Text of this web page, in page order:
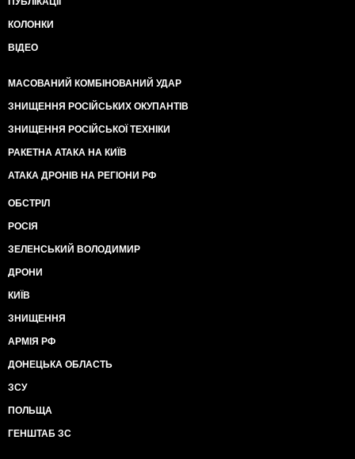
КОЛОНКИ
ВІДЕО
МАСОВАНИЙ КОМБІНОВАНИЙ УДАР
ЗНИЩЕННЯ РОСІЙСЬКИХ ОКУПАНТІВ
ЗНИЩЕННЯ РОСІЙСЬКОЇ ТЕХНІКИ
РАКЕТНА АТАКА НА КИЇВ
АТАКА ДРОНІВ НА РЕГІОНИ РФ
ОБСТРІЛ
РОСІЯ
ЗЕЛЕНСЬКИЙ ВОЛОДИМИР
ДРОНИ
КИЇВ
ЗНИЩЕННЯ
АРМІЯ РФ
ДОНЕЦЬКА ОБЛАСТЬ
ЗСУ
ПОЛЬЩА
ГЕНШТАБ ЗС